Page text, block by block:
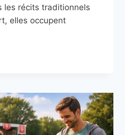
les récits traditionnels
elles occupent